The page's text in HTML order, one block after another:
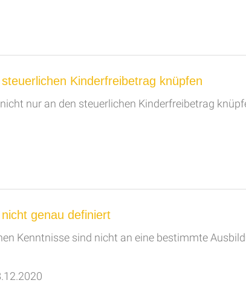
Kinderfreibetrag knüpfen
nur an den steuerlichen Kinderfreibetrag
genau definiert
Kenntnisse sind nicht an eine bestimmte